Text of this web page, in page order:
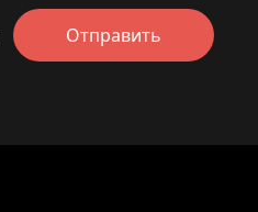
Отправить